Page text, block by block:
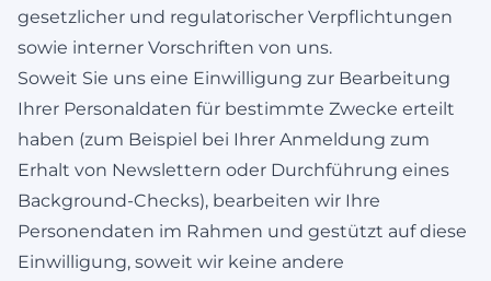
gesetzlicher und regulatorischer Verpflichtungen
sowie interner Vorschriften von uns.
Soweit Sie uns eine Einwilligung zur Bearbeitung
Ihrer Personaldaten für bestimmte Zwecke erteilt
haben (zum Beispiel bei Ihrer Anmeldung zum
Erhalt von Newslettern oder Durchführung eines
Background-Checks), bearbeiten wir Ihre
Personendaten im Rahmen und gestützt auf diese
Einwilligung, soweit wir keine andere